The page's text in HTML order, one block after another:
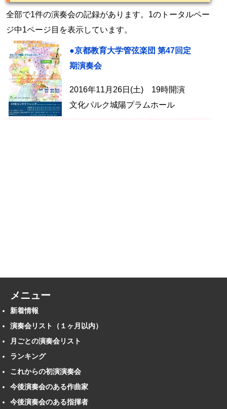
全部で1件の演奏会の記録があります。1のトータルペー
ジ中1ページ目を表示しています。
●京都教育大学管弦楽団 第47回定
期演奏会
2016年11月26日(土) 19時開演
文化パルク城陽プラムホール
メニュー
新着情報
演奏会リスト（１ヶ月以内）
月ごとの演奏会リスト
ランキング
これからの初演演奏会
今後演奏会のある作曲家
今後演奏会のある指揮者